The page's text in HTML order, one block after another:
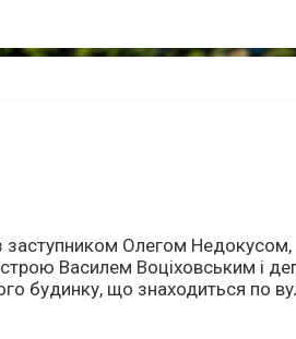
заступником Олегом Недокусом,
Василем Воціховським і
будинку, що знаходиться по